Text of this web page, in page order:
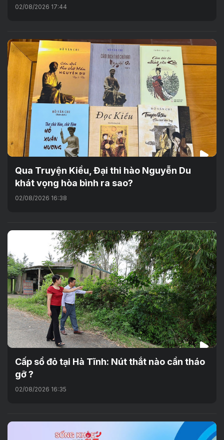
02/08/2026 17:44
Qua Truyện Kiều, Đại thi hào Nguyễn Du
khát vọng hòa bình ra sao?
02/08/2026 16:38
Cấp sổ đỏ tại Hà Tĩnh: Nút thắt nào cần tháo
gỡ ?
02/08/2026 16:35